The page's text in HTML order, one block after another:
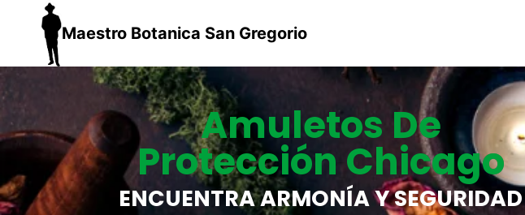
Maestro Botanica San Gregorio
Amuletos De
Protección Chicago
ENCUENTRA ARMONÍA Y SEGURIDAD